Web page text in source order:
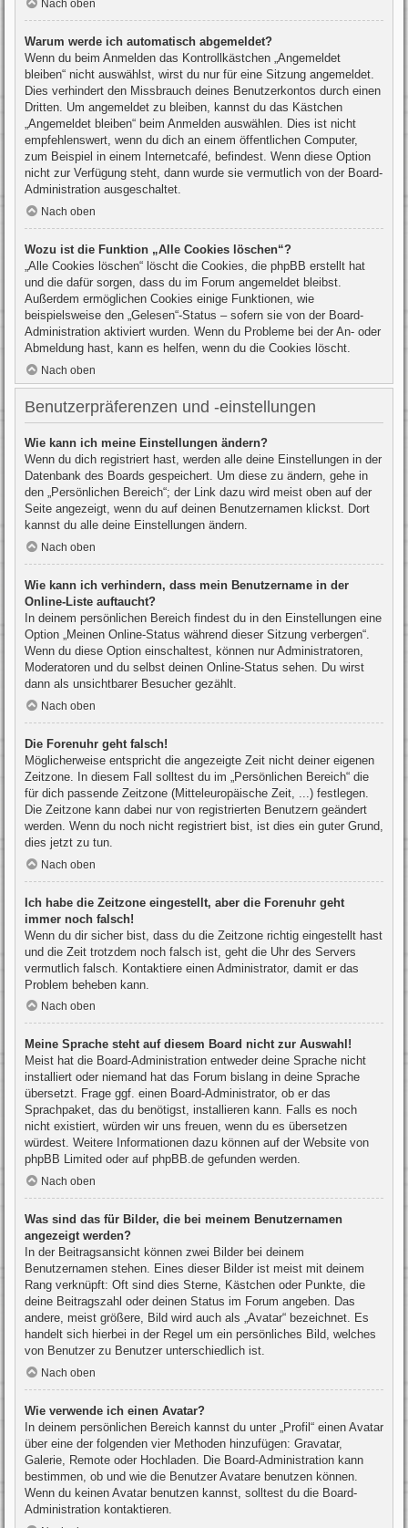
Nach oben
Warum werde ich automatisch abgemeldet?
Wenn du beim Anmelden das Kontrollkästchen „Angemeldet
bleiben“ nicht auswählst, wirst du nur für eine Sitzung angemeldet.
Dies verhindert den Missbrauch deines Benutzerkontos durch einen
Dritten. Um angemeldet zu bleiben, kannst du das Kästchen
„Angemeldet bleiben“ beim Anmelden auswählen. Dies ist nicht
empfehlenswert, wenn du dich an einem öffentlichen Computer,
zum Beispiel in einem Internetcafé, befindest. Wenn diese Option
nicht zur Verfügung steht, dann wurde sie vermutlich von der Board-
Administration ausgeschaltet.
Nach oben
Wozu ist die Funktion „Alle Cookies löschen“?
„Alle Cookies löschen“ löscht die Cookies, die phpBB erstellt hat
und die dafür sorgen, dass du im Forum angemeldet bleibst.
Außerdem ermöglichen Cookies einige Funktionen, wie
beispielsweise den „Gelesen“-Status – sofern sie von der Board-
Administration aktiviert wurden. Wenn du Probleme bei der An- oder
Abmeldung hast, kann es helfen, wenn du die Cookies löscht.
Nach oben
Benutzerpräferenzen und -einstellungen
Wie kann ich meine Einstellungen ändern?
Wenn du dich registriert hast, werden alle deine Einstellungen in der
Datenbank des Boards gespeichert. Um diese zu ändern, gehe in
den „Persönlichen Bereich“; der Link dazu wird meist oben auf der
Seite angezeigt, wenn du auf deinen Benutzernamen klickst. Dort
kannst du alle deine Einstellungen ändern.
Nach oben
Wie kann ich verhindern, dass mein Benutzername in der
Online-Liste auftaucht?
In deinem persönlichen Bereich findest du in den Einstellungen eine
Option „Meinen Online-Status während dieser Sitzung verbergen“.
Wenn du diese Option einschaltest, können nur Administratoren,
Moderatoren und du selbst deinen Online-Status sehen. Du wirst
dann als unsichtbarer Besucher gezählt.
Nach oben
Die Forenuhr geht falsch!
Möglicherweise entspricht die angezeigte Zeit nicht deiner eigenen
Zeitzone. In diesem Fall solltest du im „Persönlichen Bereich“ die
für dich passende Zeitzone (Mitteleuropäische Zeit, ...) festlegen.
Die Zeitzone kann dabei nur von registrierten Benutzern geändert
werden. Wenn du noch nicht registriert bist, ist dies ein guter Grund,
dies jetzt zu tun.
Nach oben
Ich habe die Zeitzone eingestellt, aber die Forenuhr geht
immer noch falsch!
Wenn du dir sicher bist, dass du die Zeitzone richtig eingestellt hast
und die Zeit trotzdem noch falsch ist, geht die Uhr des Servers
vermutlich falsch. Kontaktiere einen Administrator, damit er das
Problem beheben kann.
Nach oben
Meine Sprache steht auf diesem Board nicht zur Auswahl!
Meist hat die Board-Administration entweder deine Sprache nicht
installiert oder niemand hat das Forum bislang in deine Sprache
übersetzt. Frage ggf. einen Board-Administrator, ob er das
Sprachpaket, das du benötigst, installieren kann. Falls es noch
nicht existiert, würden wir uns freuen, wenn du es übersetzen
würdest. Weitere Informationen dazu können auf der Website von
phpBB Limited oder auf phpBB.de gefunden werden.
Nach oben
Was sind das für Bilder, die bei meinem Benutzernamen
angezeigt werden?
In der Beitragsansicht können zwei Bilder bei deinem
Benutzernamen stehen. Eines dieser Bilder ist meist mit deinem
Rang verknüpft: Oft sind dies Sterne, Kästchen oder Punkte, die
deine Beitragszahl oder deinen Status im Forum angeben. Das
andere, meist größere, Bild wird auch als „Avatar“ bezeichnet. Es
handelt sich hierbei in der Regel um ein persönliches Bild, welches
von Benutzer zu Benutzer unterschiedlich ist.
Nach oben
Wie verwende ich einen Avatar?
In deinem persönlichen Bereich kannst du unter „Profil“ einen Avatar
über eine der folgenden vier Methoden hinzufügen: Gravatar,
Galerie, Remote oder Hochladen. Die Board-Administration kann
bestimmen, ob und wie die Benutzer Avatare benutzen können.
Wenn du keinen Avatar benutzen kannst, solltest du die Board-
Administration kontaktieren.